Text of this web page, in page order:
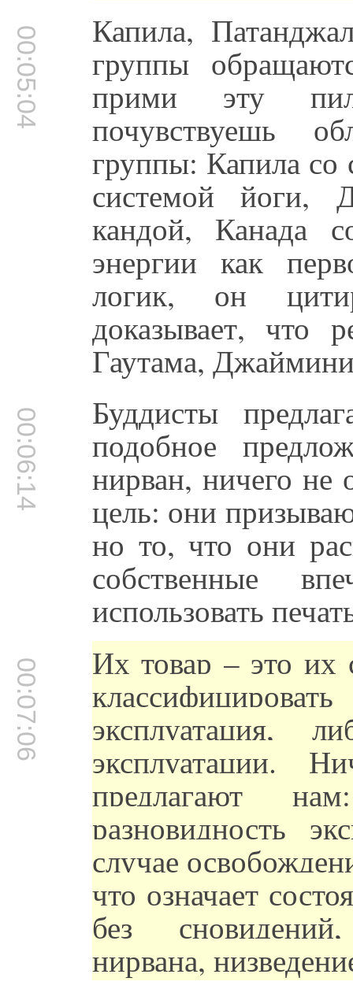
00:05:04 Капила,
группы
прими эту
почувствуешь
группы: Капила со
системой йоги,
кандой, Канада
энергии как
логик, он
доказывает, что
Гаутама,
00:06:14 Буддисты
подобное
нирван, ничего не
цель: они
но то, что они
собственные
использовать
00:07:06 Их товар – это
эксплуатация,
эксплуатации.
предлагают
разновидность
случае
что означает
без
нирвана,